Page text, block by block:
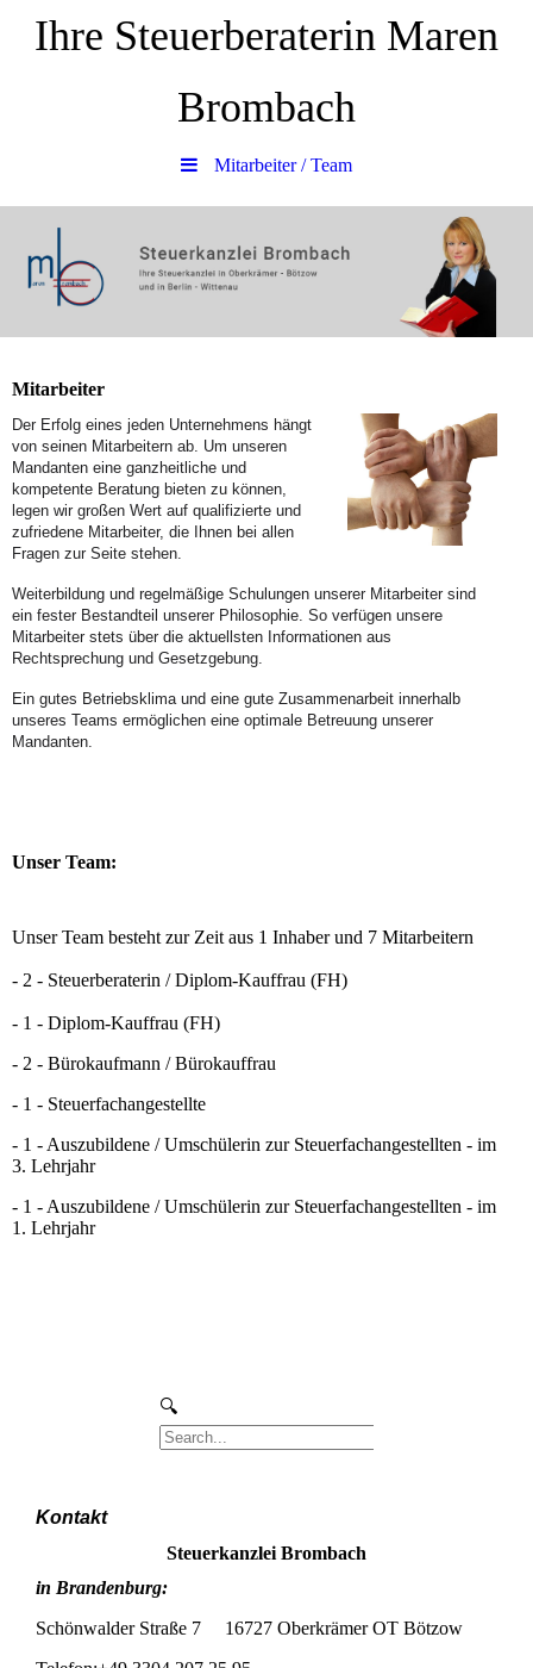
Ihre Steuerberaterin Maren
Brombach
Mitarbeiter / Team
Mitarbeiter
Der Erfolg eines jeden Unternehmens hängt
von seinen Mitarbeitern ab. Um unseren
Mandanten eine ganzheitliche und
kompetente Beratung bieten zu können,
legen wir großen Wert auf qualifizierte und
zufriedene Mitarbeiter, die Ihnen bei allen
Fragen zur Seite stehen.
Weiterbildung und regelmäßige Schulungen unserer Mitarbeiter sind
ein fester Bestandteil unserer Philosophie. So verfügen unsere
Mitarbeiter stets über die aktuellsten Informationen aus
Rechtsprechung und Gesetzgebung.
Ein gutes Betriebsklima und eine gute Zusammenarbeit innerhalb
unseres Teams ermöglichen eine optimale Betreuung unserer
Mandanten.
Unser Team:
Unser Team besteht zur Zeit aus 1 Inhaber und 7 Mitarbeitern
- 2 - Steuerberaterin / Diplom-Kauffrau (FH)
- 1 - Diplom-Kauffrau (FH)
- 2 - Bürokaufmann / Bürokauffrau
- 1 - Steuerfachangestellte
- 1 - Auszubildene / Umschülerin zur Steuerfachangestellten - im
3. Lehrjahr
- 1 - Auszubildene / Umschülerin zur Steuerfachangestellten - im
1. Lehrjahr
Kontakt
Steuerkanzlei Brombach
in Brandenburg:
Schönwalder Straße 7 16727 Oberkrämer OT Bötzow